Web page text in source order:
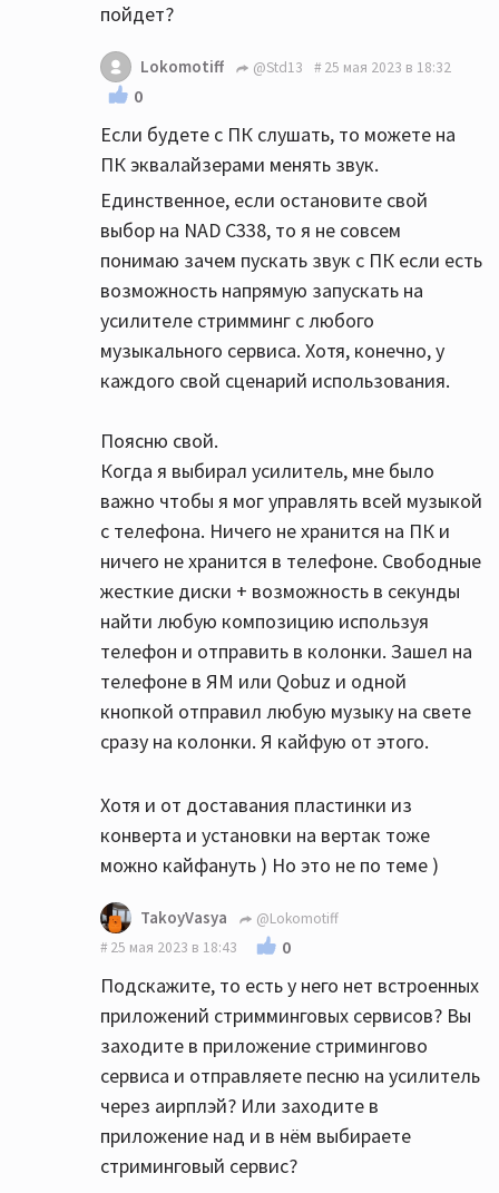
пойдет?
Lokomotiff @Std13 25 мая 2023 в 18:32
0
Если будете с ПК слушать, то можете на
ПК эквалайзерами менять звук.
Единственное, если остановите свой
выбор на NAD C338, то я не совсем
понимаю зачем пускать звук с ПК если есть
возможность напрямую запускать на
усилителе стримминг с любого
музыкального сервиса. Хотя, конечно, у
каждого свой сценарий использования.
Поясню свой.
Когда я выбирал усилитель, мне было
важно чтобы я мог управлять всей музыкой
с телефона. Ничего не хранится на ПК и
ничего не хранится в телефоне. Свободные
жесткие диски + возможность в секунды
найти любую композицию используя
телефон и отправить в колонки. Зашел на
телефоне в ЯМ или Qobuz и одной
кнопкой отправил любую музыку на свете
сразу на колонки. Я кайфую от этого.
Хотя и от доставания пластинки из
конверта и установки на вертак тоже
можно кайфануть ) Но это не по теме )
TakoyVasya
@Lokomotiff
25 мая 2023 в 18:43
0
Подскажите, то есть у него нет встроенных
приложений стримминговых сервисов? Вы
заходите в приложение стримингово
сервиса и отправляете песню на усилитель
через аирплэй? Или заходите в
приложение над и в нём выбираете
стриминговый сервис?